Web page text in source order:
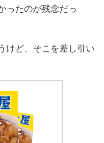
ったのが残念だっ
けど、そこを差し引い